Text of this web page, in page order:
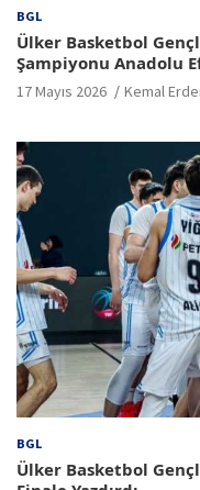
BGL
Ülker Basketbol
Şampiyonu Anadolu
17 Mayıs 2026 Kemal
BGL
Ülker Basketbol